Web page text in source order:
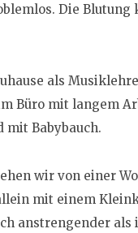
Die Blutung
als
Büro mit langem
Babybauch.
wir von einer
mit einem
anstrengender als